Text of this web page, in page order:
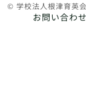
© 学校法人根津育英
お問い合わせ